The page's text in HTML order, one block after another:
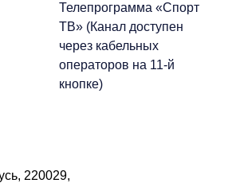
Телепрограмма «Спорт
ТВ» (Канал доступен
через кабельных
операторов на 11-й
кнопке)
220029,